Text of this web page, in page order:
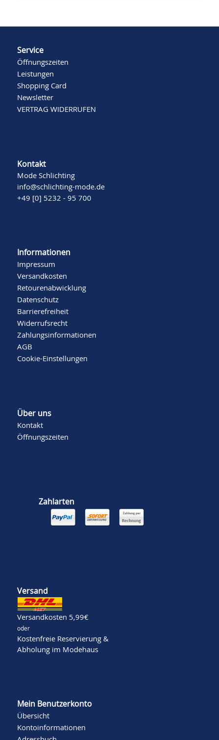
Service
Öffnungszeiten
Leistungen
Shopping Card
Newsletter
VERTRAG WIDERRUFEN
Kontakt
Mode Schlichting
info@schlichting-mode.de
+49 [0] 5232 - 95 700
Informationen
Impressum
Versandkosten
Retourenabwicklung
Datenschutz
Barrierefreiheit
Widerrufsrecht
Zahlungsinformationen
AGB
Cookie-Einstellungen
Über uns
Kontakt
Öffnungszeiten
Zahlarten
Versand
Versandkosten 5,99€
oder
Kostenfreie Reservierung &
Abholung im Modehaus
Mein Benutzerkonto
Übersicht
Kontoinformationen